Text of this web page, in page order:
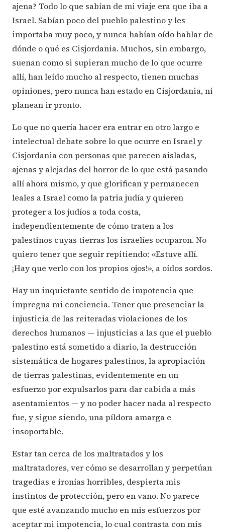
ajena? Todo lo que sabían de mi viaje era que iba a
Israel. Sabían poco del pueblo palestino y les
importaba muy poco, y nunca habían oído hablar de
dónde o qué es Cisjordania. Muchos, sin embargo,
suenan como si supieran mucho de lo que ocurre
allí, han leído mucho al respecto, tienen muchas
opiniones, pero nunca han estado en Cisjordania, ni
planean ir pronto.
Lo que no quería hacer era entrar en otro largo e
intelectual debate sobre lo que ocurre en Israel y
Cisjordania con personas que parecen aisladas,
ajenas y alejadas del horror de lo que está pasando
allí ahora mismo, y que glorifican y permanecen
leales a Israel como la patria judía y quieren
proteger a los judíos a toda costa,
independientemente de cómo traten a los
palestinos cuyas tierras los israelíes ocuparon. No
quiero tener que seguir repitiendo: «Estuve allí.
¡Hay que verlo con los propios ojos!», a oídos sordos.
Hay un inquietante sentido de impotencia que
impregna mi conciencia. Tener que presenciar la
injusticia de las reiteradas violaciones de los
derechos humanos — injusticias a las que el pueblo
palestino está sometido a diario, la destrucción
sistemática de hogares palestinos, la apropiación
de tierras palestinas, evidentemente en un
esfuerzo por expulsarlos para dar cabida a más
asentamientos — y no poder hacer nada al respecto
fue, y sigue siendo, una píldora amarga e
insoportable.
Estar tan cerca de los maltratados y los
maltratadores, ver cómo se desarrollan y perpetúan
tragedias e ironías horribles, despierta mis
instintos de protección, pero en vano. No parece
que esté avanzando mucho en mis esfuerzos por
aceptar mi impotencia, lo cual contrasta con mis